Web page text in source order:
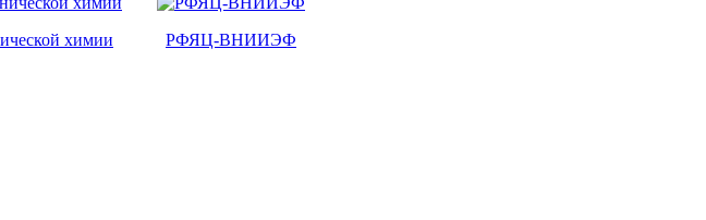
химии РФЯЦ-ВНИИЭФ